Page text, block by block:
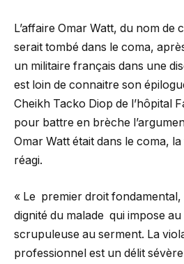
L’affaire Omar Watt, du nom de
serait tombé dans le coma,
un militaire français dans une
est loin de connaitre son
Cheikh Tacko Diop de l’hôpital
pour battre en brèche
Omar Watt était dans le coma,
réagi.
« Le premier droit fondamental,
dignité du malade qui impose
scrupuleuse au serment. La
professionnel est un délit